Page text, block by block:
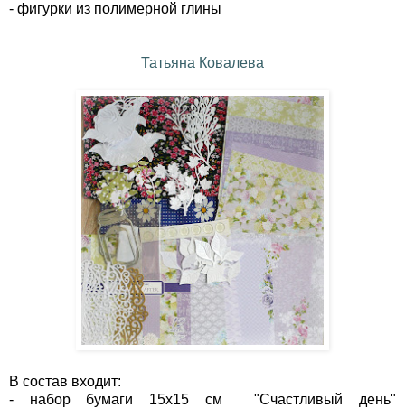
- фигурки из полимерной глины
Татьяна Ковалева
В состав входит:
- набор бумаги 15х15 см "Счастливый день"